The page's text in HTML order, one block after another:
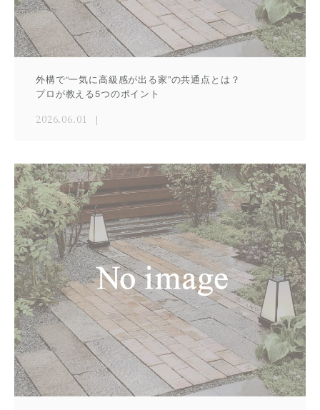
外構で“一気に高級感が出る家”の共通点とは？
プロが教える5つのポイント
2026.06.01